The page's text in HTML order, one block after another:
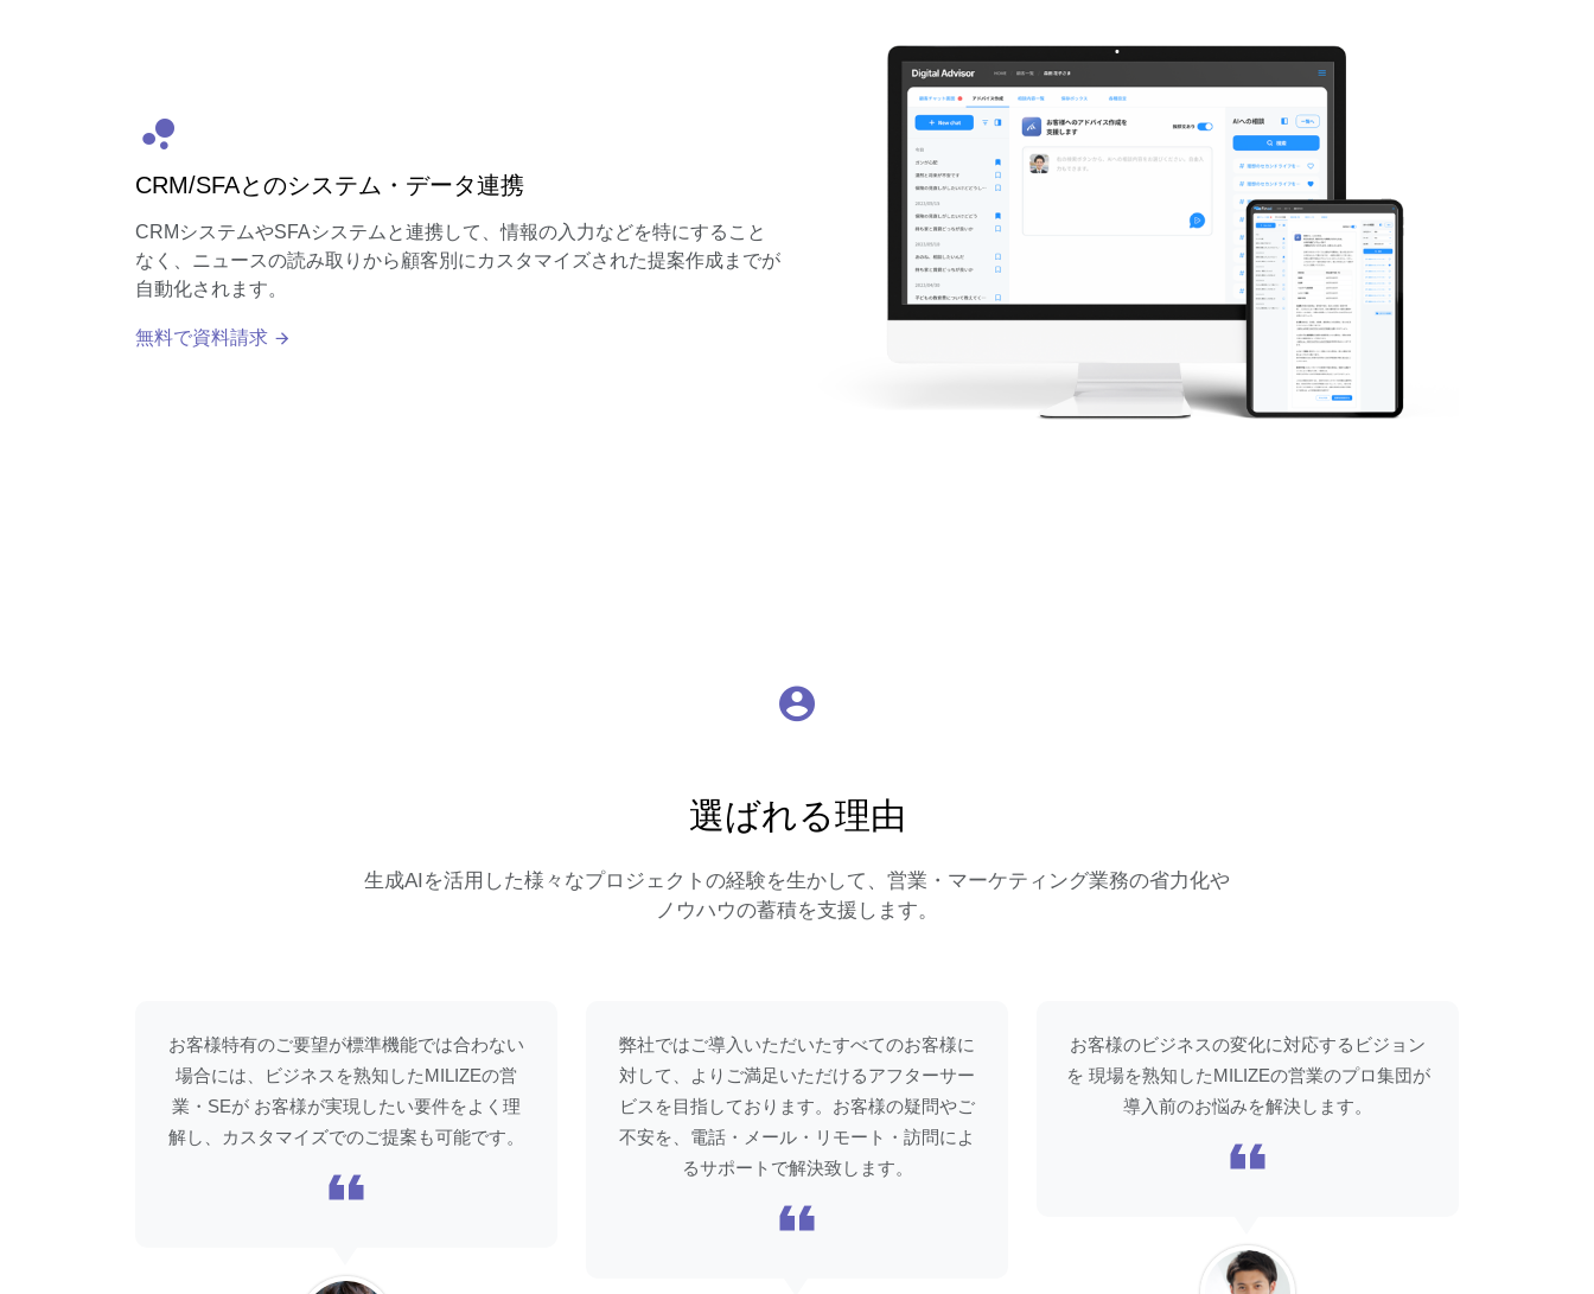
CRM/SFAとのシステム・データ連携
CRMシステムやSFAシステムと連携して、情報の入力などを特にすること
なく、ニュースの読み取りから顧客別にカスタマイズされた提案作成までが
自動化されます。
無料で資料請求
選ばれる理由
生成AIを活用した様々なプロジェクトの経験を生かして、営業・マーケティング業務の省力化や
ノウハウの蓄積を支援します。
お客様特有のご要望が標準機能では合わない
場合には、ビジネスを熟知したMILIZEの営
業・SEが お客様が実現したい要件をよく理
解し、カスタマイズでのご提案も可能です。
弊社ではご導入いただいたすべてのお客様に
対して、よりご満足いただけるアフターサー
ビスを目指しております。お客様の疑問やご
不安を、電話・メール・リモート・訪問によ
るサポートで解決致します。
お客様のビジネスの変化に対応するビジョン
を 現場を熟知したMILIZEの営業のプロ集団が
導入前のお悩みを解決します。